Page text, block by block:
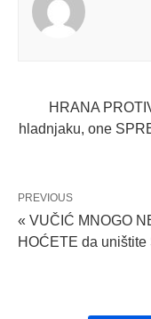
HRANA
hladnjaku, one
PREVIOUS
« VUČIĆ MNOGO
HOĆETE da